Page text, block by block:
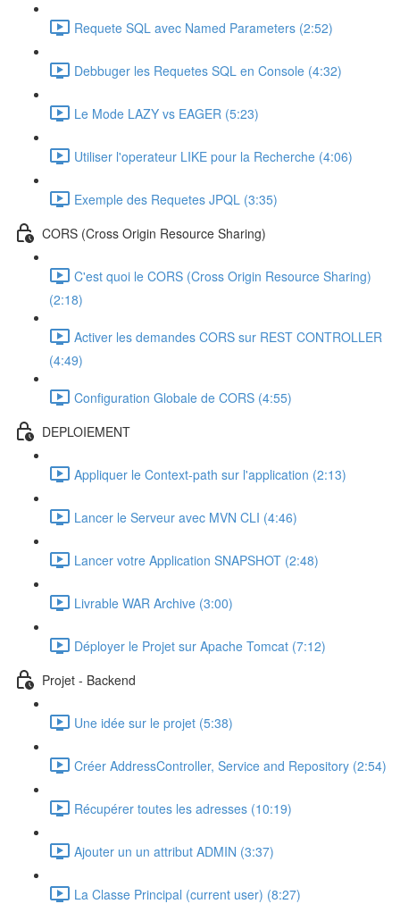
Requete SQL avec Named Parameters (2:52)
Debbuger les Requetes SQL en Console (4:32)
Le Mode LAZY vs EAGER (5:23)
Utiliser l'operateur LIKE pour la Recherche (4:06)
Exemple des Requetes JPQL (3:35)
CORS (Cross Origin Resource Sharing)
C'est quoi le CORS (Cross Origin Resource Sharing)
(2:18)
Activer les demandes CORS sur REST CONTROLLER
(4:49)
Configuration Globale de CORS (4:55)
DEPLOIEMENT
Appliquer le Context-path sur l'application (2:13)
Lancer le Serveur avec MVN CLI (4:46)
Lancer votre Application SNAPSHOT (2:48)
Livrable WAR Archive (3:00)
Déployer le Projet sur Apache Tomcat (7:12)
Projet - Backend
Une idée sur le projet (5:38)
Créer AddressController, Service and Repository (2:54)
Récupérer toutes les adresses (10:19)
Ajouter un un attribut ADMIN (3:37)
La Classe Principal (current user) (8:27)